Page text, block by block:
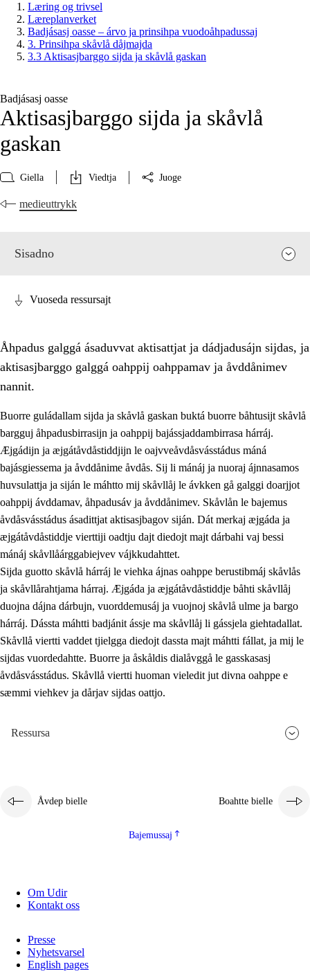
Læring og trivsel
Læreplanverket
Badjásasj oasse – árvo ja prinsihpa vuodoåhpadussaj
3. Prinsihpa skåvlå dåjmajda
3.3 Aktisasjbarggo sijda ja skåvlå gaskan
Badjásasj oasse
Aktisasjbarggo sijda ja skåvlå
gaskan
Giella Viedtja Juoge
medieuttrykk
Sisadno
3. Prinsihpa skåvlå dåjmajda
3.1 Sebrudahtte oahppambirás
3.2 Åhpadibme ja hiebadum åhpadus
3.3 Aktisasjbarggo sijda ja skåvlå gaskan
3.4 Åhpadus åhpadusvidnudagán ja barggoiellemin
Profesjåvnåaktisasjvuohta ja skåvllååvddånibme
Vuoseda ressursajt
Åhpadus galggá ásaduvvat aktisattjat ja dádjadusájn sijdas, ja
aktisasjbarggo galggá oahppij oahppamav ja åvddånimev
nannit.
Buorre guládallam sijda ja skåvlå gaskan buktá buorre båhtusijt skåvlå
bargguj åhpadusbirrasijn ja oahppij bajássjaddambirrasa hárráj.
Æjgádijn ja æjgátåvdåstiddjijn le oajvveåvdåsvásstádus máná
bajásgiessema ja åvddånime åvdås. Sij li mánáj ja nuoraj ájnnasamos
huvsulattja ja siján le máhtto mij skåvllåj le ávkken gå galggi doarjjot
oahppij ávddamav, åhpadusáv ja åvddånimev. Skåvlån le bajemus
åvdåsvásstádus ásadittjat aktisasjbagov siján. Dát merkaj æjgáda ja
æjgátåvdåstiddje vierttiji oadtju dajt diedojt majt dárbahi vaj bessi
mánáj skåvllåárggabiejvev vájkkudahttet.
Sijda guotto skåvlå hárráj le viehka ájnas oahppe berustibmáj skåvlås
ja skåvllårahtjama hárraj. Æjgáda ja æjgátåvdåstiddje båhti skåvllåj
duojna dájna dárbujn, vuorddemusáj ja vuojnoj skåvlå ulme ja bargo
hárráj. Dássta máhtti badjánit ássje ma skåvllåj li gássjela giehtadallat.
Skåvllå viertti vaddet tjielgga diedojt dassta majt máhtti fállat, ja mij le
sijdas vuordedahtte. Buorre ja åskåldis dialåvggå le gasskasasj
åvdåsvásstádus. Skåvllå viertti huoman vieledit jut divna oahppe e
sæmmi viehkev ja dårjav sijdas oattjo.
Ressursa
Åvdep bielle Boahtte bielle
Bajemussaj
Om Udir
Kontakt oss
Presse
Nyhetsvarsel
English pages